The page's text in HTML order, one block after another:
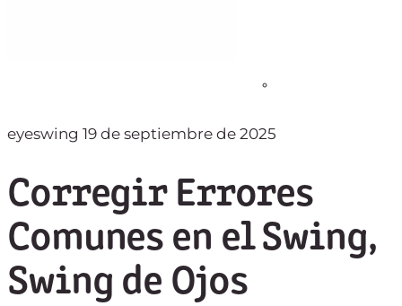
eyeswing 19 de septiembre de 2025
Corregir Errores
Comunes en el Swing,
Swing de Ojos